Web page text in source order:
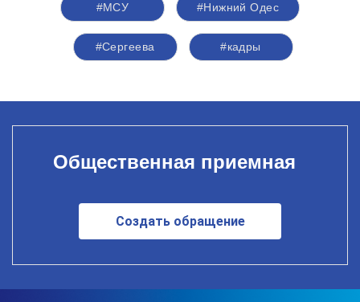
#МСУ #Нижний Одес
#Сергеева #кадры
Общественная приемная
Создать обращение